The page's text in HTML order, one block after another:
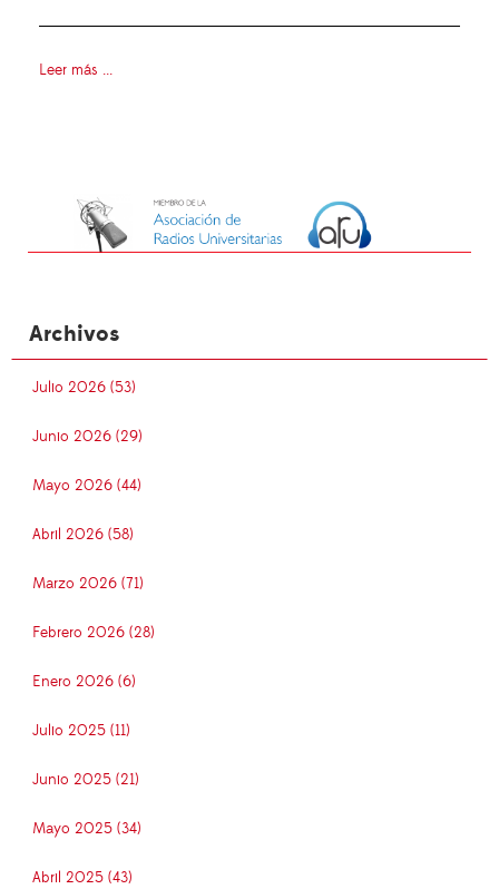
Leer más ...
Archivos
Julio 2026 (53)
Junio 2026 (29)
Mayo 2026 (44)
Abril 2026 (58)
Marzo 2026 (71)
Febrero 2026 (28)
Enero 2026 (6)
Julio 2025 (11)
Junio 2025 (21)
Mayo 2025 (34)
Abril 2025 (43)